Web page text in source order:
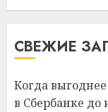
СВЕЖИЕ
Когда
в Сбербанке до